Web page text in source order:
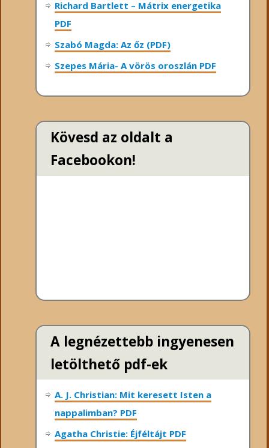
Richard Bartlett – Mátrix energetika
PDF
Szabó Magda: Az őz (PDF)
Szepes Mária- A vörös oroszlán PDF
Kövesd az oldalt a
Facebookon!
A legnézettebb ingyenesen
letölthető pdf-ek
A. J. Christian: Mit keresett Isten a
nappalimban? PDF
Agatha Christie: Éjféltájt PDF